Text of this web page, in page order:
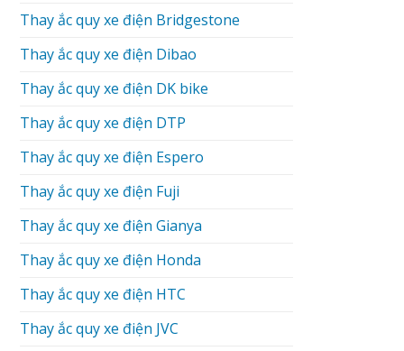
Thay ắc quy xe điện Bridgestone
Thay ắc quy xe điện Dibao
Thay ắc quy xe điện DK bike
Thay ắc quy xe điện DTP
Thay ắc quy xe điện Espero
Thay ắc quy xe điện Fuji
Thay ắc quy xe điện Gianya
Thay ắc quy xe điện Honda
Thay ắc quy xe điện HTC
Thay ắc quy xe điện JVC